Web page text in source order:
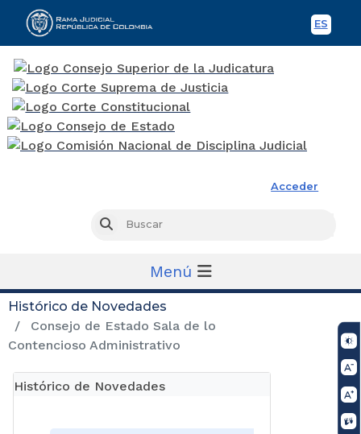
ES
Acceder
Buscar
Menú
Histórico de Novedades
Consejo de Estado Sala de lo
Contencioso Administrativo
Histórico de Novedades